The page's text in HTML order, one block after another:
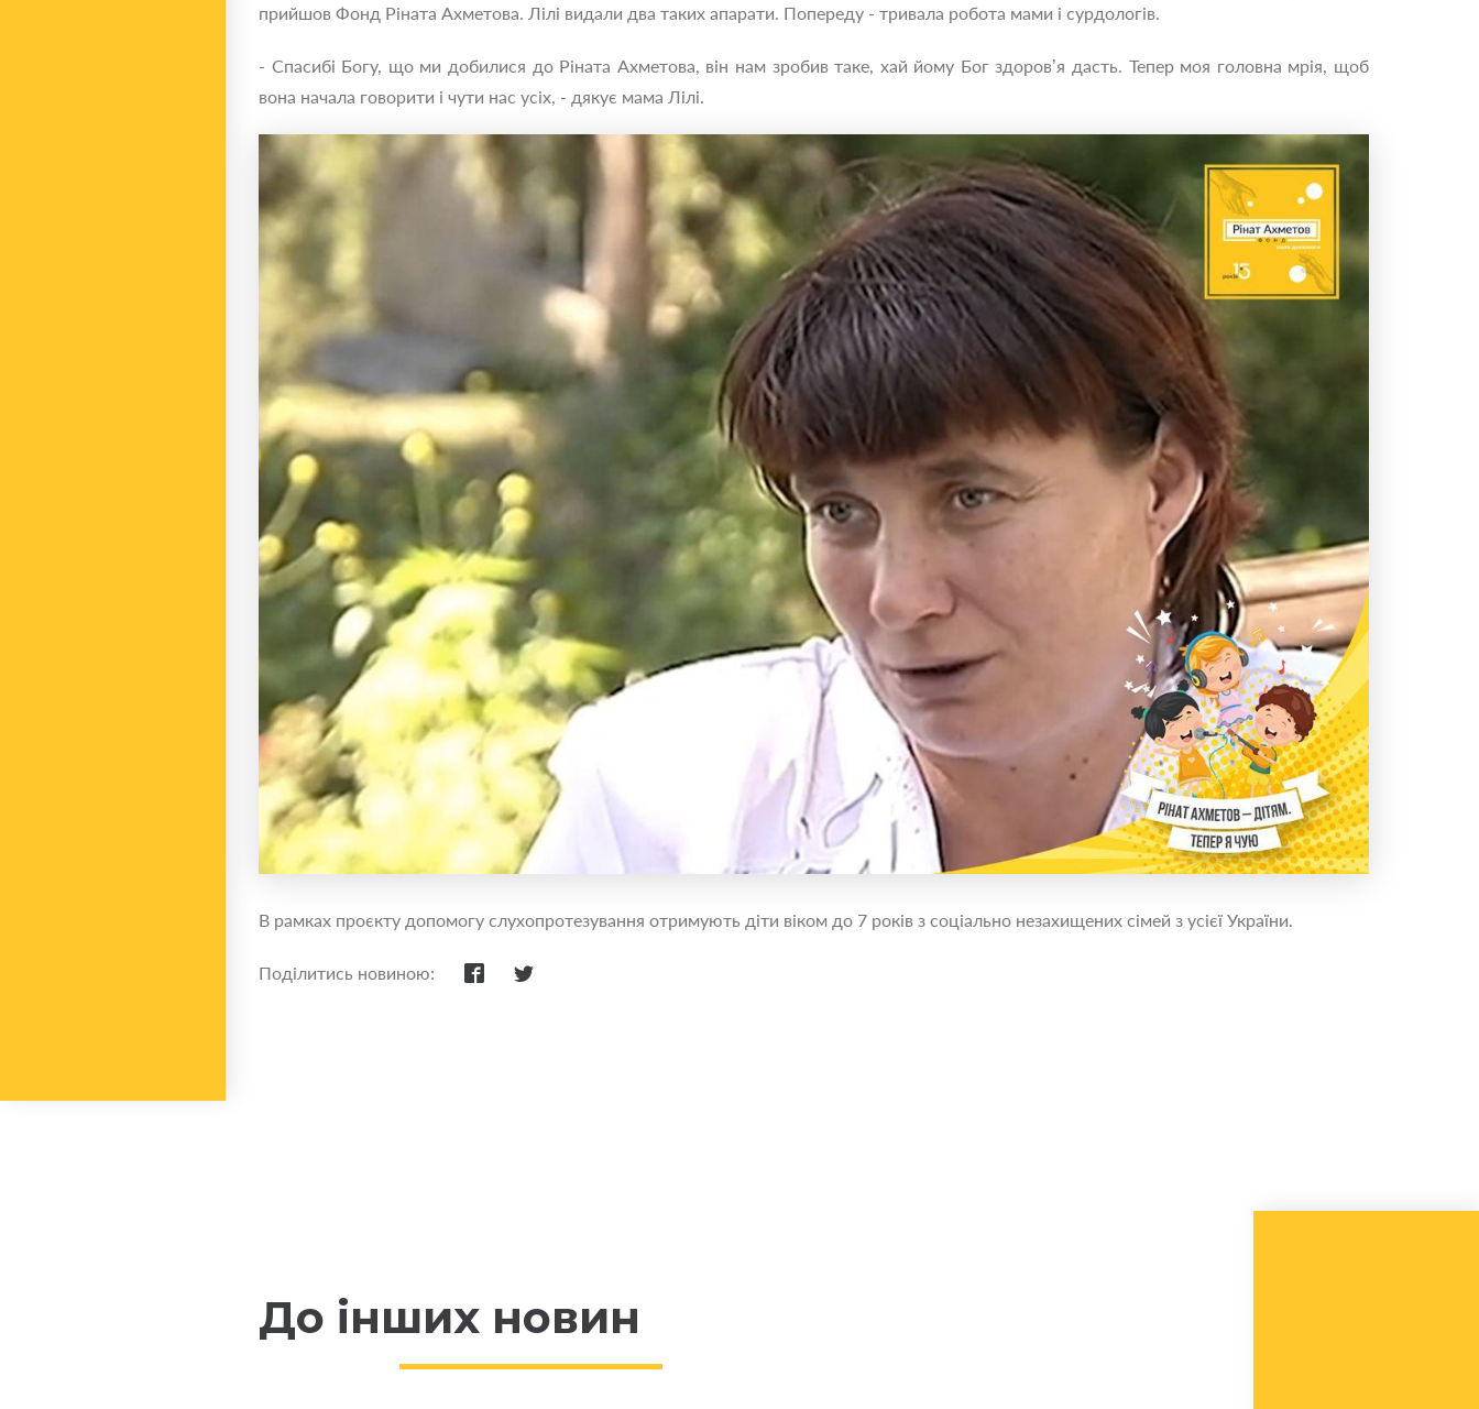
прийшов Фонд Ріната Ахметова. Лілі видали два таких апарати. Попереду - тривала робота мами і сурдологів.
- Спасибі Богу, що ми добилися до Ріната Ахметова, він нам зробив таке, хай йому Бог здоров’я дасть. Тепер моя головна мрія, щоб
вона начала говорити і чути нас усіх, - дякує мама Лілі.
В рамках проєкту допомогу слухопротезування отримують діти віком до 7 років з соціально незахищених сімей з усієї України.
Поділитись новиною:
До інших новин